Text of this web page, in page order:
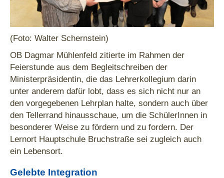
(Foto: Walter Schernstein)
OB Dagmar Mühlenfeld zitierte im Rahmen der
Feierstunde aus dem Begleitschreiben der
Ministerpräsidentin, die das Lehrerkollegium darin
unter anderem dafür lobt, dass es sich nicht nur an
den vorgegebenen Lehrplan halte, sondern auch über
den Tellerrand hinausschaue, um die SchülerInnen in
besonderer Weise zu fördern und zu fordern. Der
Lernort Hauptschule Bruchstraße sei zugleich auch
ein Lebensort.
Gelebte Integration